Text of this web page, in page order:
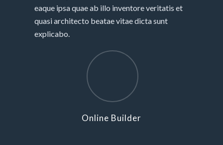
eaque ipsa quae ab illo inventore veritatis et
quasi architecto beatae vitae dicta sunt
explicabo.
Online Builder